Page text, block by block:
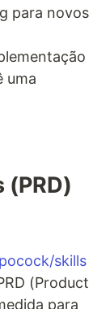
para novos
uma
(PRD)
skills
(Product
para